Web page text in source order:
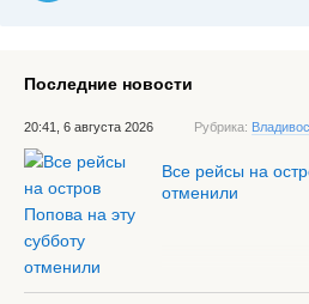
Последние новости
20:41, 6 августа 2026 Рубрика:
Все рейсы на
отменили